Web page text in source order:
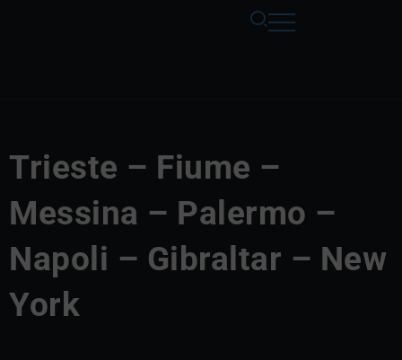
Trieste – Fiume –
Messina – Palermo –
Napoli – Gibraltar – New
York